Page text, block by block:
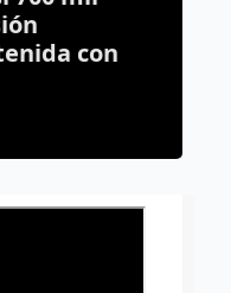
con